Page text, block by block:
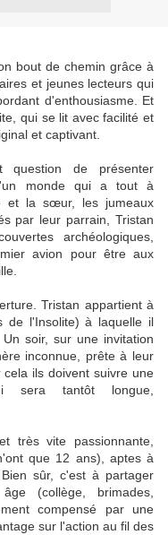
bout de chemin grâce à
et jeunes lecteurs qui
d'enthousiasme. Et
qui se lit avec facilité et
et captivant.
de présenter
monde qui a tout à
et la sœur, les jumeaux
par leur parrain, Tristan
archéologiques,
avion pour être aux
Tristan appartient à
de l'Insolite) à laquelle il
soir, sur une invitation
inconnue, prête à leur
ils doivent suivre une
sera tantôt longue,
très vite passionnante,
que 12 ans), aptes à
sûr, c'est à partager
(collège, brimades,
compensé par une
sur l'action au fil des